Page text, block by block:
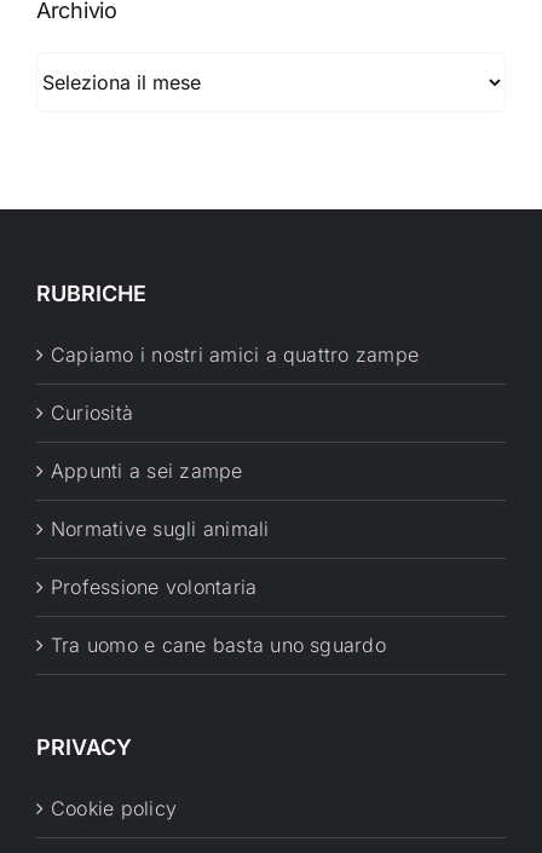
Archivio
RUBRICHE
Capiamo i nostri amici a quattro zampe
Curiosità
Appunti a sei zampe
Normative sugli animali
Professione volontaria
Tra uomo e cane basta uno sguardo
PRIVACY
Cookie policy